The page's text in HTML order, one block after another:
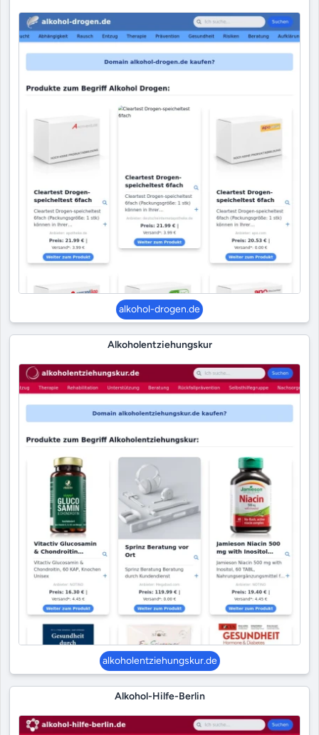
alkohol-drogen.de
Alkoholentziehungskur
alkoholentziehungskur.de
Alkohol-Hilfe-Berlin